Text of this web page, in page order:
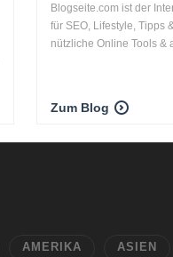
Blogseite.com ist der
für SEO, Lifestyle, Tipps
nützliche Online Tools &
Zum Blog
AMERIKA ASIEN